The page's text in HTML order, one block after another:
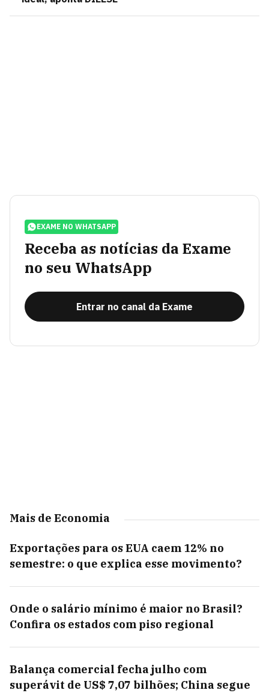
EXAME NO WHATSAPP
Receba as notícias da Exame
no seu WhatsApp
Entrar no canal da Exame
Mais de Economia
Exportações para os EUA caem 12% no
semestre: o que explica esse movimento?
Onde o salário mínimo é maior no Brasil?
Confira os estados com piso regional
Balança comercial fecha julho com
superávit de US$ 7,07 bilhões; China segue